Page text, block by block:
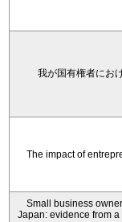
我が国有権者にお
The impact of
Small business
Japan: evidence from